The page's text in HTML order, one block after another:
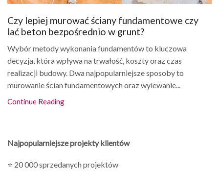
Czy lepiej murować ściany fundamentowe czy
lać beton bezpośrednio w grunt?
Wybór metody wykonania fundamentów to kluczowa
decyzja, która wpływa na trwałość, koszty oraz czas
realizacji budowy. Dwa najpopularniejsze sposoby to
murowanie ścian fundamentowych oraz wylewanie...
Continue Reading
Najpopularniejsze projekty klientów
⭐ 20 000 sprzedanych projektów